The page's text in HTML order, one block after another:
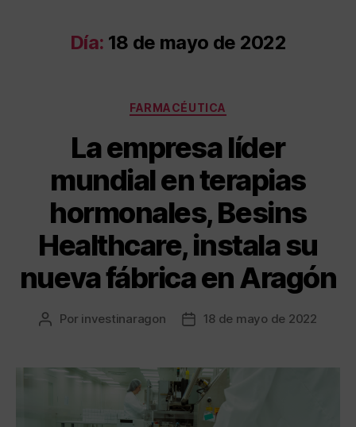
Día: 18 de mayo de 2022
FARMACÉUTICA
La empresa líder
mundial en terapias
hormonales, Besins
Healthcare, instala su
nueva fábrica en Aragón
Por investinaragon 18 de mayo de 2022